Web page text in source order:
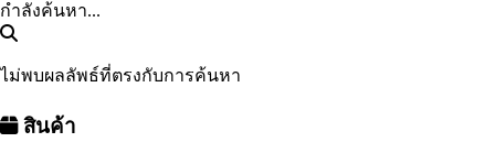
กำลังค้นหา...
ไม่พบผลลัพธ์ที่ตรงกับการค้นหา
สินค้า